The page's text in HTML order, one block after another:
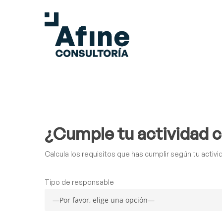
¿Cumple tu actividad
Calcula los requisitos que has cumplir según tu
Tipo de responsable